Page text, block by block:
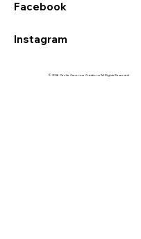
© 2026 Cécile Canonne Créations All Rights Reserved
Facebook
Instagram